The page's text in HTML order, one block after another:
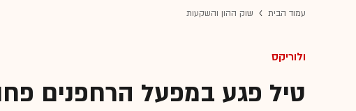
עמוד הבית שוק ההון והשקעות
ולוריקס
טיל פגע במפעל הרחפנים